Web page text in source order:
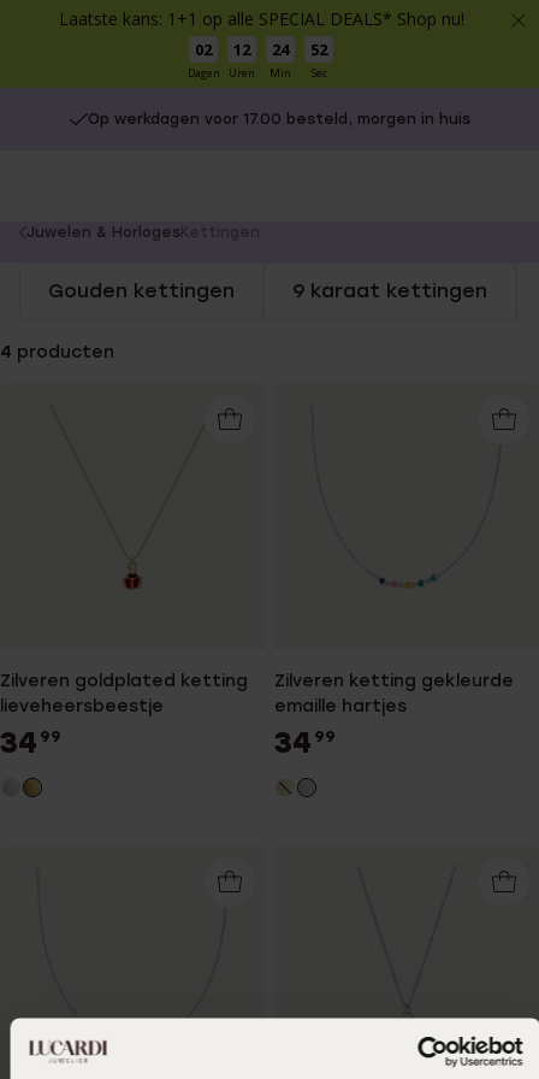
Laatste kans: 1+1 op alle SPECIAL DEALS* Shop nu!
02
Dagen
12
Uren
24
Min
52
Sec
Op werkdagen voor 17.00 besteld, morgen in huis
You
here:
Juwelen & Horloges Kettingen
Gouden kettingen 9 karaat kettingen
4 producten
Zilveren goldplated ketting
lieveheersbeestje
34 99
Zilveren ketting gekleurde
emaille hartjes
34 99